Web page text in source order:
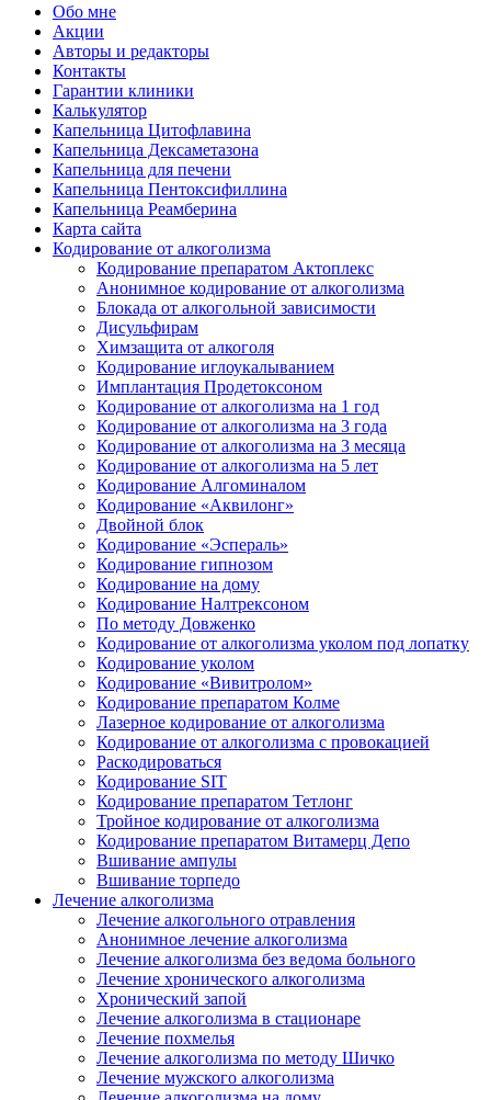
Обо мне
Акции
Авторы и редакторы
Контакты
Гарантии клиники
Калькулятор
Капельница Цитофлавина
Капельница Дексаметазона
Капельница для печени
Капельница Пентоксифиллина
Капельница Реамберина
Карта сайта
Кодирование от алкоголизма
Кодирование препаратом Актоплекс
Анонимное кодирование от алкоголизма
Блокада от алкогольной зависимости
Дисульфирам
Химзащита от алкоголя
Кодирование иглоукалыванием
Имплантация Продетоксоном
Кодирование от алкоголизма на 1 год
Кодирование от алкоголизма на 3 года
Кодирование от алкоголизма на 3 месяца
Кодирование от алкоголизма на 5 лет
Кодирование Алгоминалом
Кодирование «Аквилонг»
Двойной блок
Кодирование «Эспераль»
Кодирование гипнозом
Кодирование на дому
Кодирование Налтрексоном
По методу Довженко
Кодирование от алкоголизма уколом под лопатку
Кодирование уколом
Кодирование «Вивитролом»
Кодирование препаратом Колме
Лазерное кодирование от алкоголизма
Кодирование от алкоголизма с провокацией
Раскодироваться
Кодирование SIT
Кодирование препаратом Тетлонг
Тройное кодирование от алкоголизма
Кодирование препаратом Витамерц Депо
Вшивание ампулы
Вшивание торпедо
Лечение алкоголизма
Лечение алкогольного отравления
Анонимное лечение алкоголизма
Лечение алкоголизма без ведома больного
Лечение хронического алкоголизма
Хронический запой
Лечение алкоголизма в стационаре
Лечение похмелья
Лечение алкоголизма по методу Шичко
Лечение мужского алкоголизма